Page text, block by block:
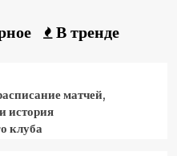
В тренде
матчей,
история
клуба